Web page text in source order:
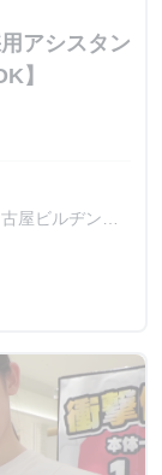
アシスタン
】
屋ビルヂング